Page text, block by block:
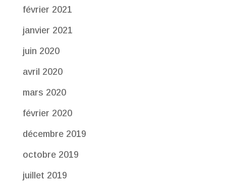
février 2021
janvier 2021
juin 2020
avril 2020
mars 2020
février 2020
décembre 2019
octobre 2019
juillet 2019